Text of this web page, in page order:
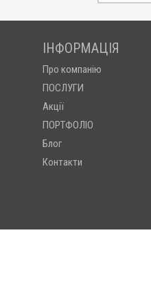
ІНФОРМАЦІЯ
Про компанію
ПОСЛУГИ
Акції
ПОРТФОЛІО
Блог
Контакти